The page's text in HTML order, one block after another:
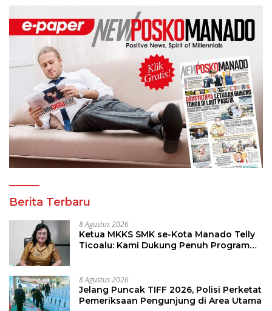
Berita Terbaru
8 Agustus 2026
Ketua MKKS SMK se-Kota Manado Telly
Ticoalu: Kami Dukung Penuh Program
8 Agustus 2026
Jelang Puncak TIFF 2026, Polisi Perketat
Pemeriksaan Pengunjung di Area Utama